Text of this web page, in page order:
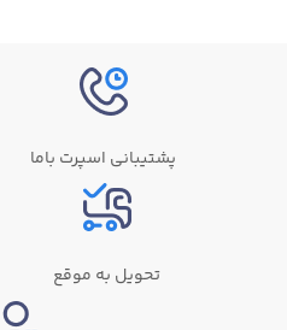
پشتیبانی اسپرت باما
تحویل به موقع